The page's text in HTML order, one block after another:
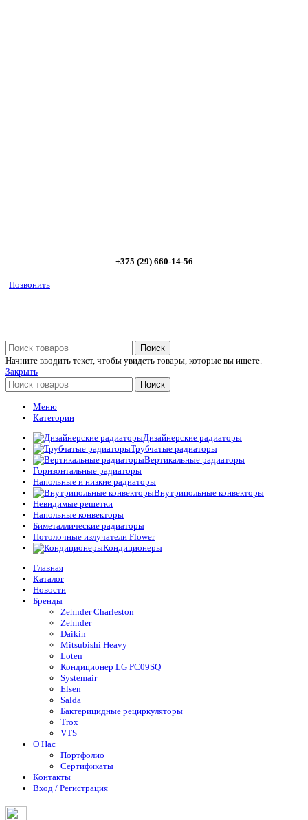
+375 (29) 660-14-56
Позвонить
Поиск
Начните вводить текст, чтобы увидеть товары, которые вы ищете.
Закрыть
Поиск
Меню
Категории
Дизайнерские радиаторы
Трубчатые радиаторы
Вертикальные радиаторы
Горизонтальные радиаторы
Напольные и низкие радиаторы
Внутрипольные конвекторы
Невидимые решетки
Напольные конвекторы
Биметаллические радиаторы
Потолочные излучатели Flower
Кондиционеры
Главная
Каталог
Новости
Бренды
Zehnder Charleston
Zehnder
Daikin
Mitsubishi Heavy
Loten
Кондиционер LG PC09SQ
Systemair
Elsen
Salda
Бактерицидные рециркуляторы
Trox
VTS
О Нас
Портфолио
Сертификаты
Контакты
Вход / Регистрация